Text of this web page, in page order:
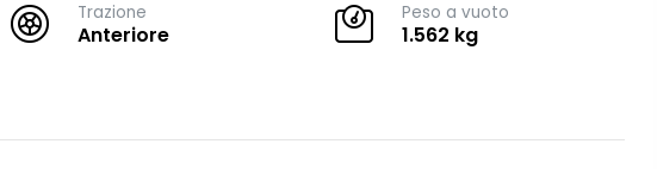
Trazione
Anteriore
Peso a vuoto
1.562 kg